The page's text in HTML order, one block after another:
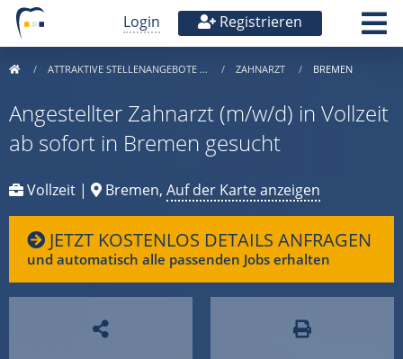
Login Registrieren
ATTRAKTIVE STELLENANGEBOTE … ZAHNARZT BREMEN
Angestellter Zahnarzt (m/w/d) in Vollzeit
ab sofort in Bremen gesucht
Vollzeit | Bremen, Auf der Karte anzeigen
JETZT KOSTENLOS DETAILS ANFRAGEN
und automatisch alle passenden Jobs erhalten